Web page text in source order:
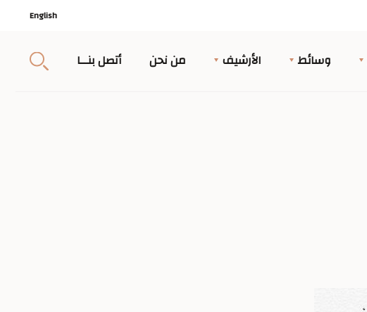
English
وسائط الأرشيف من نحن أتصل بنــا